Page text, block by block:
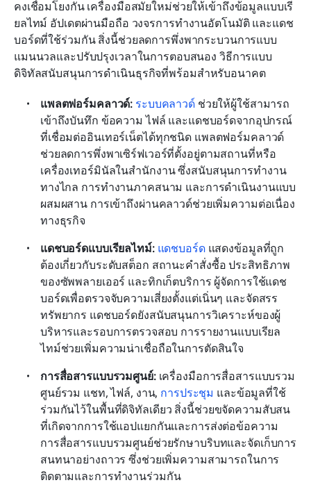
คงเชื่อมโยงกัน เครื่องมือสมัยใหม่ช่วยให้เข้าถึงข้อมูลแบบเรี
ยลไทม์ อัปเดตผ่านมือถือ วงจรการทำงานอัตโนมัติ และแดช
บอร์ดที่ใช้ร่วมกัน สิ่งนี้ช่วยลดการพึ่งพากระบวนการแบบ
แมนนวลและปรับปรุงเวลาในการตอบสนอง วิธีการแบบ
ดิจิทัลสนับสนุนการดำเนินธุรกิจที่พร้อมสำหรับอนาคต
แพลตฟอร์มคลาวด์: ระบบคลาวด์ ช่วยให้ผู้ใช้สามารถ
เข้าถึงบันทึก ข้อความ ไฟล์ และแดชบอร์ดจากอุปกรณ์
ที่เชื่อมต่ออินเทอร์เน็ตได้ทุกชนิด แพลตฟอร์มคลาวด์
ช่วยลดการพึ่งพาเซิร์ฟเวอร์ที่ตั้งอยู่ตามสถานที่หรือ
เครื่องเทอร์มินัลในสำนักงาน ซึ่งสนับสนุนการทำงาน
ทางไกล การทำงานภาคสนาม และการดำเนินงานแบบ
ผสมผสาน การเข้าถึงผ่านคลาวด์ช่วยเพิ่มความต่อเนื่อง
ทางธุรกิจ
แดชบอร์ดแบบเรียลไทม์: แดชบอร์ด แสดงข้อมูลที่ถูก
ต้องเกี่ยวกับระดับสต็อก สถานะคำสั่งซื้อ ประสิทธิภาพ
ของซัพพลายเออร์ และทิกเก็ตบริการ ผู้จัดการใช้แดช
บอร์ดเพื่อตรวจจับความเสี่ยงตั้งแต่เนิ่นๆ และจัดสรร
ทรัพยากร แดชบอร์ดยังสนับสนุนการวิเคราะห์ของผู้
บริหารและรอบการตรวจสอบ การรายงานแบบเรียล
ไทม์ช่วยเพิ่มความน่าเชื่อถือในการตัดสินใจ
การสื่อสารแบบรวมศูนย์: เครื่องมือการสื่อสารแบบรวม
ศูนย์รวม แชท, ไฟล์, งาน, การประชุม และข้อมูลที่ใช้
ร่วมกันไว้ในพื้นที่ดิจิทัลเดียว สิ่งนี้ช่วยขจัดความสับสน
ที่เกิดจากการใช้แอปแยกกันและการส่งต่อข้อความ
การสื่อสารแบบรวมศูนย์ช่วยรักษาบริบทและจัดเก็บการ
สนทนาอย่างถาวร ซึ่งช่วยเพิ่มความสามารถในการ
ติดตามและการทำงานร่วมกัน